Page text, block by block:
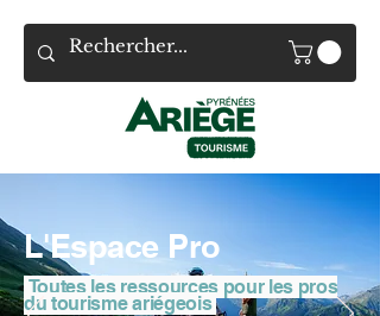
L'Espace Pro
Toutes les ressources pour les pros
du tourisme ariégeois